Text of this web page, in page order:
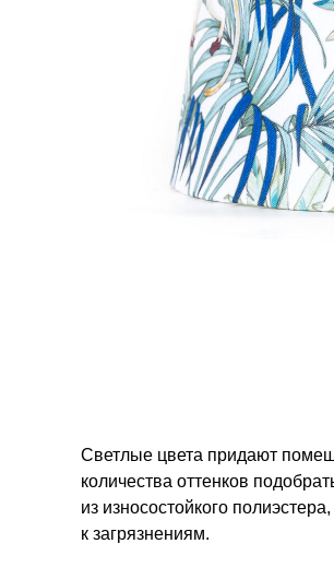
Светлые цвета придают
количества оттенков
из износостойкого
к загрязнениям.